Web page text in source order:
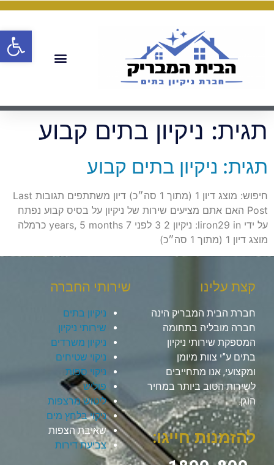
תגית: ניקיון בתים קבוע
תגית: ניקיון בתים קבוע
חיפוש: מוצג דיון 1 (מתוך 1 סה״כ) דיון משתתפים תגובות Last
Post האם אתם מציעים שירות של ניקיון על בסיס קבוע נפתח
על ידי liron29 in: ניקיון 2 3 לפני 7 years, 5 months כרמלה
מוצג דיון 1 (מתוך 1 סה״כ)
קצת עלינו
חברת הבית המבריק הינה
חברה מובליה בתחומה
המספקת שירותי ניקיון
בתים ע”י צוות מיומן
ומקצועי, אנו מתחייבים
לשירות הטוב ביותר במחיר
הוגן.
להזמנות חייגו:
שירותי החברה
ניקיון בתים
שירותי ניקיון
ניקיון משרדים
ניקוי שטיחים
ניקוי ספות
פוליש
ליטוש מרצפות
ניקוי בלחץ מים
שאיבת הצפות
צביעת דירות